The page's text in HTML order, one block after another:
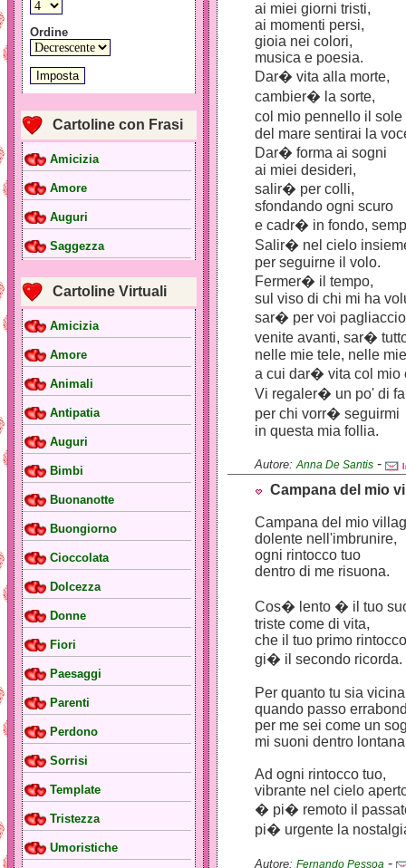
Ordine
Cartoline con Frasi
Amicizia
Amore
Auguri
Saggezza
Cartoline Virtuali
Amicizia
Amore
Animali
Antipatia
Auguri
Bimbi
Buonanotte
Buongiorno
Cioccolata
Dolcezza
Donne
Fiori
Paesaggi
Parenti
Perdono
Sorrisi
Template
Tristezza
Umoristiche
ai miei giorni tristi,
ai momenti persi,
gioia nei colori,
musica e poesia.
Dar� vita alla morte,
cambier� la sorte,
col mio pennello il
del mare sentirai la
Dar� forma ai sogni
ai miei desideri,
salir� per colli,
sfondando ogni scuro
e cadr� in fondo,
Salir� nel cielo
per seguirne il volo.
Fermer� il tempo,
sul viso di chi mi ha
sar� per voi
venite avanti, sar�
nelle mie tele, nelle
a cui dar� vita col mio
Vi regaler� un po' di
per chi vorr� seguirmi
in questa mia follia.
Autore:Anna De Santis -
Campana del mio
Campana del mio
dolente nell'imbrunire,
ogni rintocco tuo
dentro di me risuona.
Cos� lento � il tuo
triste come di vita,
che il tuo primo rintocco
gi� il secondo ricorda.
Per quanto tu sia
quando passo
per me sei come un
mi suoni dentro
Ad ogni rintocco tuo,
vibrante nel cielo
� pi� remoto il
pi� urgente la
Autore: Fernando Pessoa -